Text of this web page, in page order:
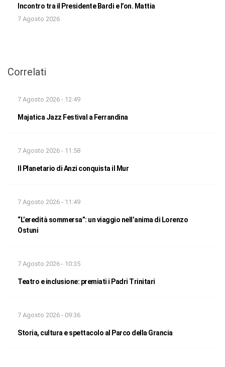
Incontro tra il Presidente Bardi e l’on. Mattia
7 Agosto 2026
Correlati
7 Agosto 2026 - 12:49
Majatica Jazz Festival a Ferrandina
7 Agosto 2026 - 11:58
Il Planetario di Anzi conquista il Mur
7 Agosto 2026 - 11:49
“L’eredità sommersa”: un viaggio nell’anima di Lorenzo
Ostuni
7 Agosto 2026 - 10:35
Teatro e inclusione: premiati i Padri Trinitari
7 Agosto 2026 - 09:36
Storia, cultura e spettacolo al Parco della Grancia